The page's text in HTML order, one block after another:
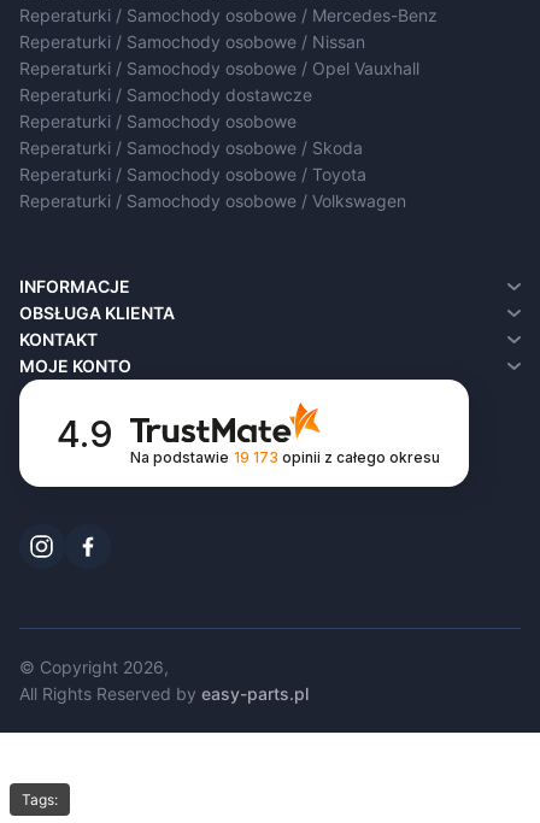
Reperaturki / Samochody osobowe / Mercedes-Benz
Reperaturki / Samochody osobowe / Nissan
Reperaturki / Samochody osobowe / Opel Vauxhall
Reperaturki / Samochody dostawcze
Reperaturki / Samochody osobowe
Reperaturki / Samochody osobowe / Skoda
Reperaturki / Samochody osobowe / Toyota
Reperaturki / Samochody osobowe / Volkswagen
INFORMACJE
O nas
Dostawa
Polityka prywatności
Regulamin
OBSŁUGA KLIENTA
Kontakt
Zwroty
Mapa sklepu
KONTAKT
MOJE KONTO
Moje konto
Historia zamówień
Lista życzeń
Newsletter
4.9
Na podstawie 19 173 opinii z całego okresu
© Copyright 2026,
All Rights Reserved by easy-parts.pl
Tags: